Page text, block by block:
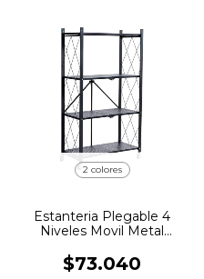
2 colores
Estanteria Plegable 4
Niveles Movil Metal
$73.040